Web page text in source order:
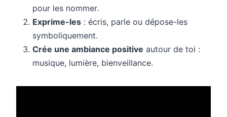
pour les nommer.
Exprime-les : écris, parle ou dépose-les
symboliquement.
Crée une ambiance positive autour de toi :
musique, lumière, bienveillance.